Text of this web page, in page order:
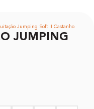
Jumping Soft II Castanho
JUMPING